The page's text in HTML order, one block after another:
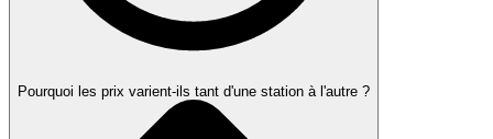
Pourquoi les prix varient-ils tant d'une station à l'autre ?